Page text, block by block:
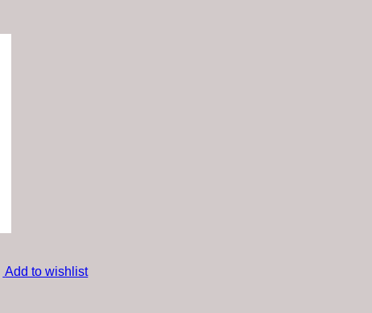
Add to wishlist